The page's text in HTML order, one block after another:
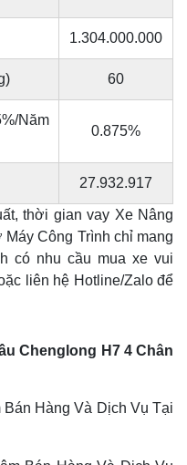
1.304.000.000
60
Năm
0.875%
27.932.917
thời gian vay Xe Nâng
Công Trình chỉ mang
có nhu cầu mua xe vui
liên hệ Hotline/Zalo để
Chenglong H7 4 Chân
Bán Hàng Và Dịch Vụ Tại